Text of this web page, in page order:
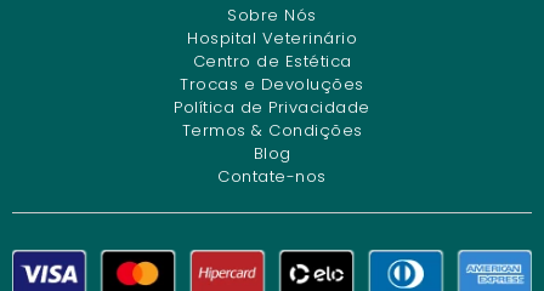
Sobre Nós
Hospital Veterinário
Centro de Estética
Trocas e Devoluções
Política de Privacidade
Termos & Condições
Blog
Contate-nos